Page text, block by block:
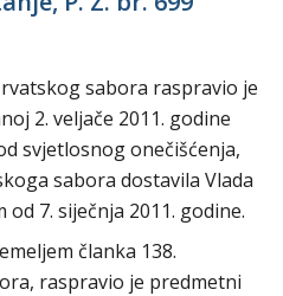
sabora raspravio je
2. veljače 2011. godine
svjetlosnog onečišćenja,
sabora dostavila Vlada
7. siječnja 2011. godine.
članka 138.
raspravio je predmetni